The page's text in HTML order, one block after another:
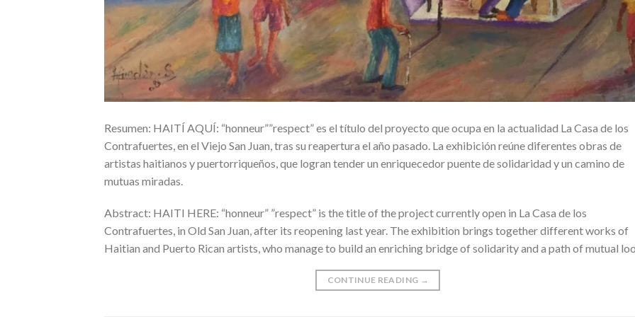
Resumen: HAITÍ AQUÍ: “honneur””respect” es el título del proyecto que ocupa en la actualidad La Casa de los
Contrafuertes, en el Viejo San Juan, tras su reapertura el año pasado. La exhibición reúne diferentes obras de
artistas haitianos y puertorriqueños, que logran tender un enriquecedor puente de solidaridad y un camino de
mutuas miradas.
Abstract: HAITI HERE: “honneur” ”respect” is the title of the project currently open in La Casa de los
Contrafuertes, in Old San Juan, after its reopening last year. The exhibition brings together different works of
Haitian and Puerto Rican artists, who manage to build an enriching bridge of solidarity and a path of mutual
CONTINUE READING →